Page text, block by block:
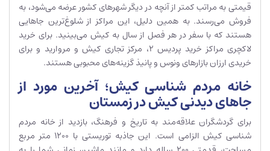
قیمتی به مراتب کمتر از آنچه در دیگر شهرهای کشور عرضه می‌شود، به
فروش می‌رسند. به همین دلیل، این مراکز از شلوغ‌ترین جاهایی
هستند که با سفر در هر فصل از سال به کیش می‌بینید. برای خرید
لاکچری مراکز خرید پردیس 2، مرکز تجاری کیش و مروارید و برای
خریدی ارزان بازارهای ونوس و پانیذ گزینه‌های محبوبی هستند.
خانه مردم شناسی کیش؛ آخرین مورد از
جاهای دیدنی کیش در زمستان
برای گردشگران علاقه‌مند به تاریخ و فرهنگ، بازدید از خانه مردم
شناسی کیش الزامی است. این جاذبه توریستی با 1200 متر مربع